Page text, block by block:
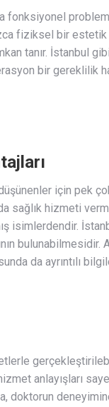
fiziksel bir
tanır. İstanbul
bir gereklilik
için pek
sağlık hizmeti
isimlerdendir.
bulunabilmesidir.
da ayrıntılı
anlayışları
doktorun